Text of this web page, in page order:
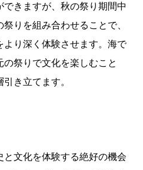
きますが、秋の祭り期間中
りを組み合わせることで、
り深く体験させます。海で
祭りで文化を楽しむこと
き立てます。
と文化を体験する絶好の機会